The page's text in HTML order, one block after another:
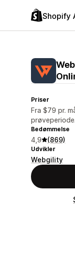
Shopify
Priser
Fra $79 pr.
prøveperiode.
Bedømmelse
4,9 (869)
Udvikler
Webgility